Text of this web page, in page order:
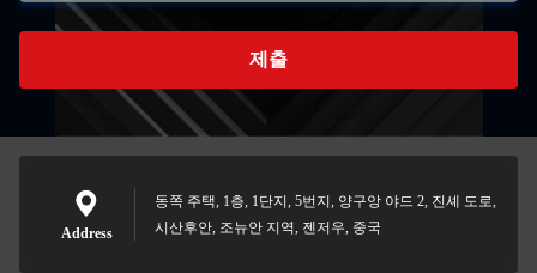
제출
Address
동쪽 주택, 1층, 1단지, 5번지, 양구앙 야드 2, 진셰 도로,
시산후안, 조뉴안 지역, 젠저우, 중국